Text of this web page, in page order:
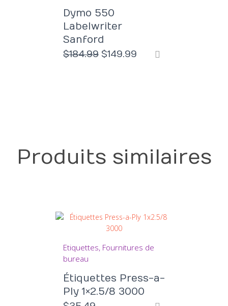
Dymo 550
Labelwriter
Sanford
$184.99 Le
$149.99
Produits similaires
Etiquettes Fournitures de
bureau
Étiquettes Press-a-
Ply 1×2.5/8 3000